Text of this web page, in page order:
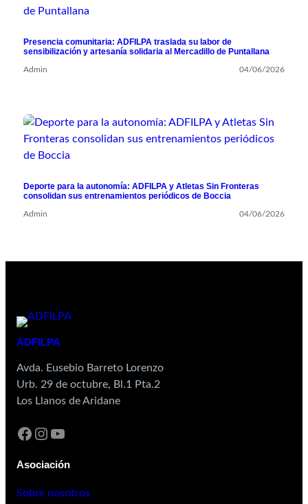
Presencia comunitaria: ADFILPA traslada su labor de
sensibilización y artesanía solidaria al Mercadillo de Puntallana
Admin 04/06/2026
Deporte para la autonomía: ADFILPA y Atletas Sin Fronteras
consolidan sus entrenamientos periódicos de Boccia
Admin 04/06/2026
ADFILPA
Avda. Eusebio Barreto Lorenzo
Urb. 29 de octubre, Bl.1 Pta.2
Los Llanos de Aridane
Asociación
Sobre nosotros